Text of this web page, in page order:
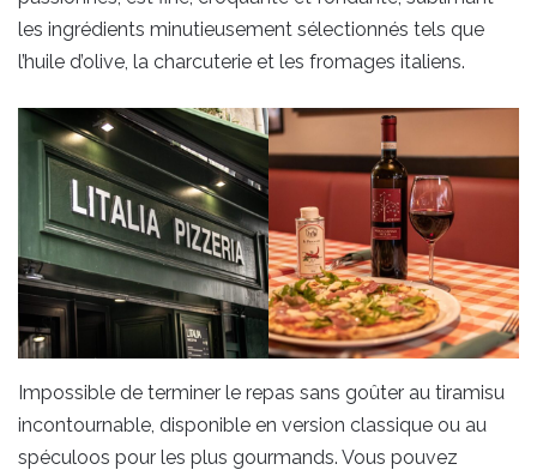
les ingrédients minutieusement sélectionnés tels que
l’huile d’olive, la charcuterie et les fromages italiens.
Impossible de terminer le repas sans goûter au tiramisu
incontournable, disponible en version classique ou au
spéculoos pour les plus gourmands. Vous pouvez